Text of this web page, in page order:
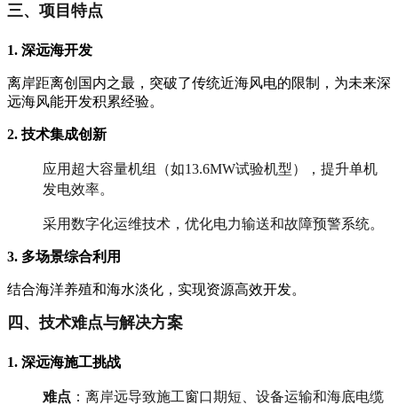
三、项目特点
1. 深远海开发
离岸距离创国内之最，突破了传统近海风电的限制，为未来深
远海风能开发积累经验。
2. 技术集成创新
应用超大容量机组（如13.6MW试验机型），提升单机
发电效率。
采用数字化运维技术，优化电力输送和故障预警系统。
3. 多场景综合利用
结合海洋养殖和海水淡化，实现资源高效开发。
四、技术难点与解决方案
1. 深远海施工挑战
难点 ：离岸远导致施工窗口期短、设备运输和海底电缆